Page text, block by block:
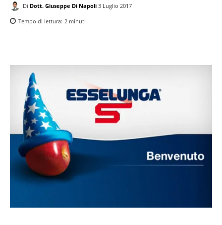
Di Dott. Giuseppe Di Napoli 3 Luglio 2017
Tempo di lettura: 2 minuti